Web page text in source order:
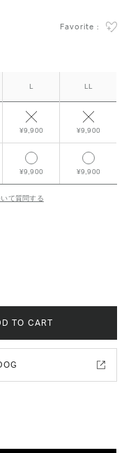
Favorite :
L LL
¥9,900 ¥9,900
¥9,900 ¥9,900
て質問する
TO CART